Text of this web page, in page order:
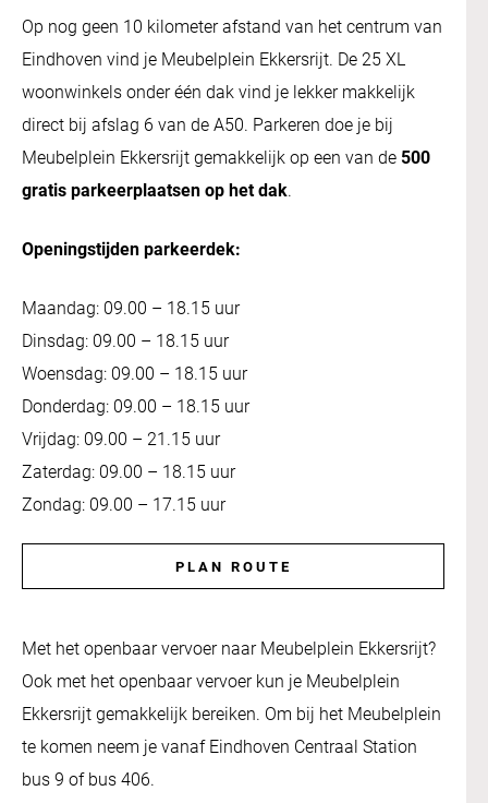
Op nog geen 10 kilometer afstand van het centrum van
Eindhoven vind je Meubelplein Ekkersrijt. De 25 XL
woonwinkels onder één dak vind je lekker makkelijk
direct bij afslag 6 van de A50. Parkeren doe je bij
Meubelplein Ekkersrijt gemakkelijk op een van de 500
gratis parkeerplaatsen op het dak.
Openingstijden parkeerdek:
Maandag: 09.00 – 18.15 uur
Dinsdag: 09.00 – 18.15 uur
Woensdag: 09.00 – 18.15 uur
Donderdag: 09.00 – 18.15 uur
Vrijdag: 09.00 – 21.15 uur
Zaterdag: 09.00 – 18.15 uur
Zondag: 09.00 – 17.15 uur
PLAN ROUTE
Met het openbaar vervoer naar Meubelplein Ekkersrijt?
Ook met het openbaar vervoer kun je Meubelplein
Ekkersrijt gemakkelijk bereiken. Om bij het Meubelplein
te komen neem je vanaf Eindhoven Centraal Station
bus 9 of bus 406.